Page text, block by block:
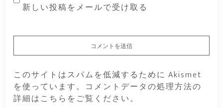
新しい投稿をメールで受け取る
このサイトはスパムを低減するために Akismet
を使っています。 コメントデータの処理方法の
詳細はこちらをご覧ください。